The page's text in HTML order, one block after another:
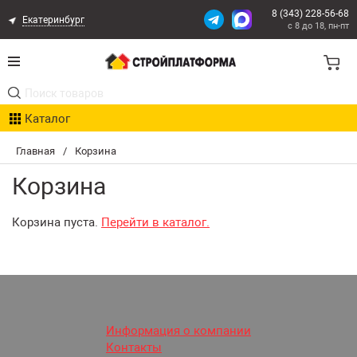
Главная / Корзина
Корзина
Корзина пуста. Перейти в каталог.
Екатеринбург
8 (343) 228-56-68
с 8 до 18, пн-пт
Каталог
Акции
Расчет доставки
Организациям
Оплата и ДоставкаИнформация о компании
Контакты